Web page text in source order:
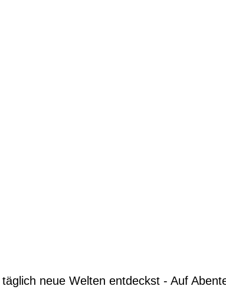
neue Welten entdeckst - Auf